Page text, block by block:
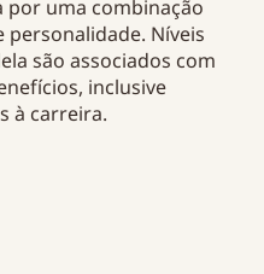
por uma combinação
personalidade. Níveis
são associados com
inclusive
à carreira.